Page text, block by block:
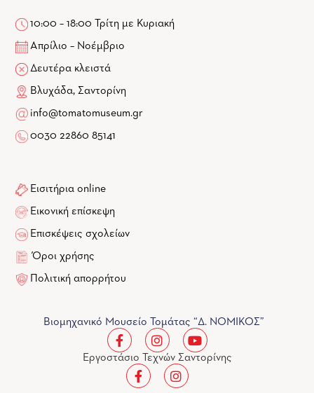
10:00 – 18:00 Τρίτη με Κυριακή
Απρίλιο – Νοέμβριο
Δευτέρα κλειστά
Βλυχάδα, Σαντορίνη
info@tomatomuseum.gr
0030 22860 85141
Εισιτήρια online
Εικονική επίσκεψη
Επισκέψεις σχολείων
Όροι χρήσης
Πολιτική απορρήτου
Βιομηχανικό Μουσείο Τομάτας “Δ. ΝΟΜΙΚΟΣ”
Εργοστάσιο Τεχνών Σαντορίνης